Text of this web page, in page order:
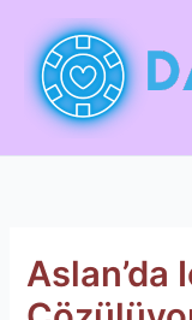
Aslan’da